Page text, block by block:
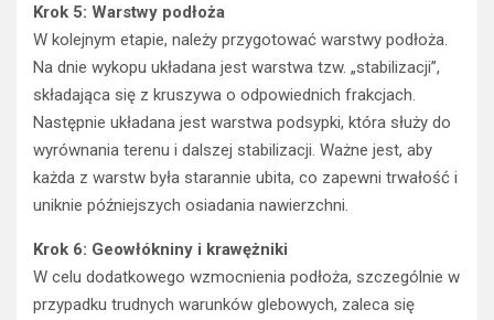
Krok 5: Warstwy podłoża
W kolejnym etapie, należy przygotować warstwy podłoża.
Na dnie wykopu układana jest warstwa tzw. „stabilizacji”,
składająca się z kruszywa o odpowiednich frakcjach.
Następnie układana jest warstwa podsypki, która służy do
wyrównania terenu i dalszej stabilizacji. Ważne jest, aby
każda z warstw była starannie ubita, co zapewni trwałość i
uniknie późniejszych osiadania nawierzchni.
Krok 6: Geowłókniny i krawężniki
W celu dodatkowego wzmocnienia podłoża, szczególnie w
przypadku trudnych warunków glebowych, zaleca się